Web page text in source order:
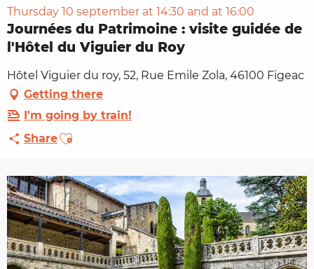
Thursday 10 september at 14:30 and at 16:00
Journées du Patrimoine : visite guidée de
l'Hôtel du Viguier du Roy
Hôtel Viguier du roy, 52, Rue Emile Zola, 46100 Figeac
Getting there
I'm going by train!
ShareAjouter aux favoris